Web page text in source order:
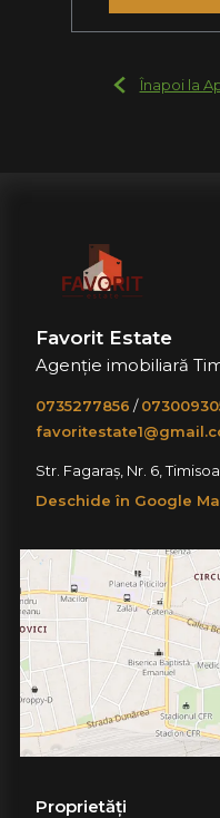
Înapoi la
Favorit Estate
Agenție imobiliară
0735277856 /
Str. Fagaraș, Nr. 6,
Deschide în Google
Proprietăți